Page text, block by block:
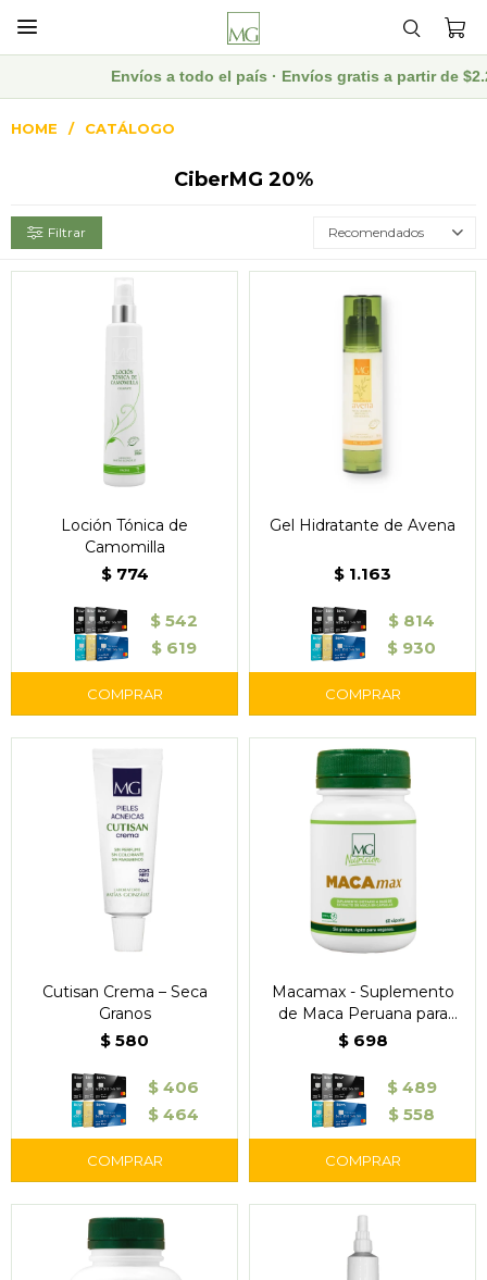

Envíos a todo el país · Envíos gratis a partir de
HOME CATÁLOGO
CiberMG 20%
Recomendados
Loción Tónica de
Camomilla
$ 774
$ 542
$ 619
Gel Hidratante de Avena
$ 1.163
$ 814
$ 930
Cutisan Crema – Seca
Granos
$ 580
$ 406
$ 464
Macamax - Suplemento
de Maca Peruana para
Energía y Bienestar
$ 698
$ 489
$ 558